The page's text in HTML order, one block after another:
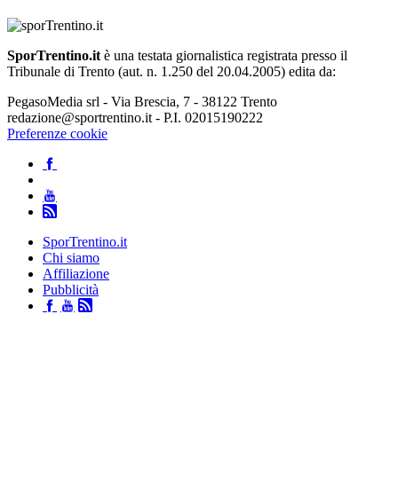
SporTrentino.it è una testata giornalistica registrata presso il
Tribunale di Trento (aut. n. 1.250 del 20.04.2005) edita da:
PegasoMedia srl - Via Brescia, 7 - 38122 Trento
redazione@sportrentino.it - P.I. 02015190222
Preferenze cookie
SporTrentino.it
Chi siamo
Affiliazione
Pubblicità